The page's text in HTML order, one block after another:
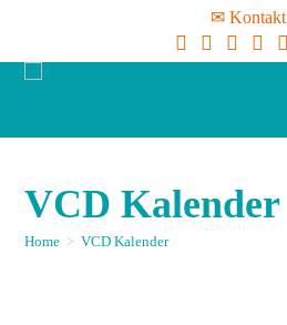
✉ Kontakt
VCD Kalender
Home > VCD Kalender